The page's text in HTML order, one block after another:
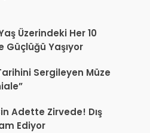
Üzerindeki Her 10
Güçlüğü Yaşıyor
Sergileyen Müze
Adette Zirvede! Dış
Ediyor